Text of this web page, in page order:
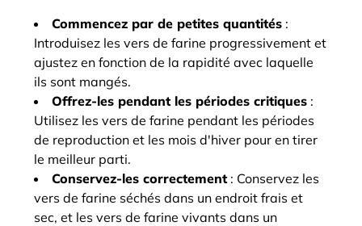
Commencez par de petites quantités :
Introduisez les vers de farine progressivement et
ajustez en fonction de la rapidité avec laquelle
ils sont mangés.
Offrez-les pendant les périodes critiques :
Utilisez les vers de farine pendant les périodes
de reproduction et les mois d'hiver pour en tirer
le meilleur parti.
Conservez-les correctement: Conservez les
vers de farine séchés dans un endroit frais et
sec, et les vers de farine vivants dans un